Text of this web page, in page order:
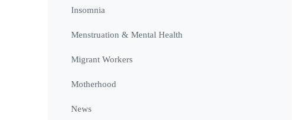
Insomnia
Menstruation & Mental Health
Migrant Workers
Motherhood
News